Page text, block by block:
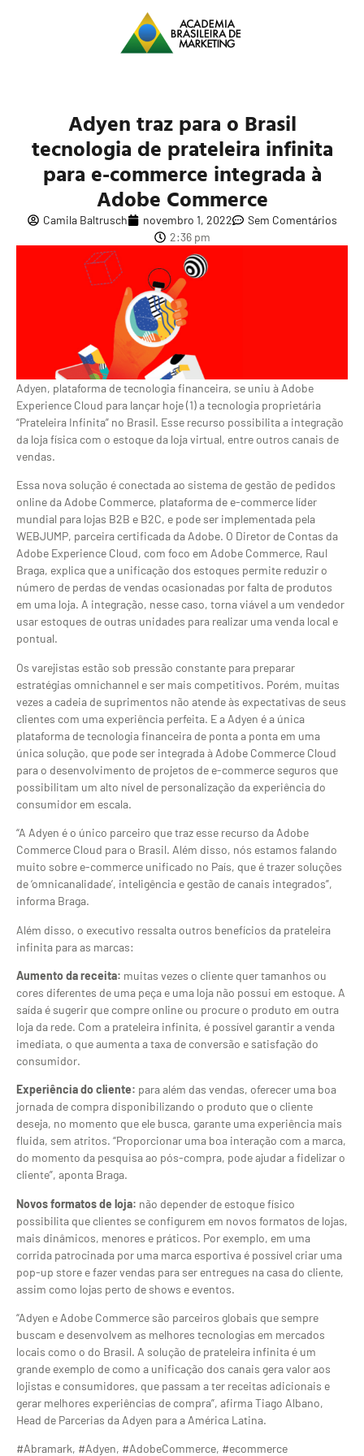
Adyen traz para o Brasil
tecnologia de prateleira infinita
para e-commerce integrada à
Adobe Commerce
Camila Baltrusch novembro 1, 2022
Sem Comentários
2:36 pm
Adyen, plataforma de tecnologia financeira, se uniu à Adobe
Experience Cloud para lançar hoje (1) a tecnologia proprietária
“Prateleira Infinita” no Brasil. Esse recurso possibilita a integração
da loja física com o estoque da loja virtual, entre outros canais de
vendas.
Essa nova solução é conectada ao sistema de gestão de pedidos
online da Adobe Commerce, plataforma de e-commerce líder
mundial para lojas B2B e B2C, e pode ser implementada pela
WEBJUMP, parceira certificada da Adobe. O Diretor de Contas da
Adobe Experience Cloud, com foco em Adobe Commerce, Raul
Braga, explica que a unificação dos estoques permite reduzir o
número de perdas de vendas ocasionadas por falta de produtos
em uma loja. A integração, nesse caso, torna viável a um vendedor
usar estoques de outras unidades para realizar uma venda local e
pontual.
Os varejistas estão sob pressão constante para preparar
estratégias omnichannel e ser mais competitivos. Porém, muitas
vezes a cadeia de suprimentos não atende às expectativas de seus
clientes com uma experiência perfeita. E a Adyen é a única
plataforma de tecnologia financeira de ponta a ponta em uma
única solução, que pode ser integrada à Adobe Commerce Cloud
para o desenvolvimento de projetos de e-commerce seguros que
possibilitam um alto nível de personalização da experiência do
consumidor em escala.
“A Adyen é o único parceiro que traz esse recurso da Adobe
Commerce Cloud para o Brasil. Além disso, nós estamos falando
muito sobre e-commerce unificado no País, que é trazer soluções
de ‘omnicanalidade’, inteligência e gestão de canais integrados”,
informa Braga.
Além disso, o executivo ressalta outros benefícios da prateleira
infinita para as marcas:
Aumento da receita: muitas vezes o cliente quer tamanhos ou
cores diferentes de uma peça e uma loja não possui em estoque. A
saída é sugerir que compre online ou procure o produto em outra
loja da rede. Com a prateleira infinita, é possível garantir a venda
imediata, o que aumenta a taxa de conversão e satisfação do
consumidor.
Experiência do cliente: para além das vendas, oferecer uma boa
jornada de compra disponibilizando o produto que o cliente
deseja, no momento que ele busca, garante uma experiência mais
fluida, sem atritos. “Proporcionar uma boa interação com a marca,
do momento da pesquisa ao pós-compra, pode ajudar a fidelizar o
cliente”, aponta Braga.
Novos formatos de loja: não depender de estoque físico
possibilita que clientes se configurem em novos formatos de lojas,
mais dinâmicos, menores e práticos. Por exemplo, em uma
corrida patrocinada por uma marca esportiva é possível criar uma
pop-up store e fazer vendas para ser entregues na casa do cliente,
assim como lojas perto de shows e eventos.
“Adyen e Adobe Commerce são parceiros globais que sempre
buscam e desenvolvem as melhores tecnologias em mercados
locais como o do Brasil. A solução de prateleira infinita é um
grande exemplo de como a unificação dos canais gera valor aos
lojistas e consumidores, que passam a ter receitas adicionais e
gerar melhores experiências de compra”, afirma Tiago Albano,
Head de Parcerias da Adyen para a América Latina.
#Abramark, #Adyen, #AdobeCommerce, #ecommerce